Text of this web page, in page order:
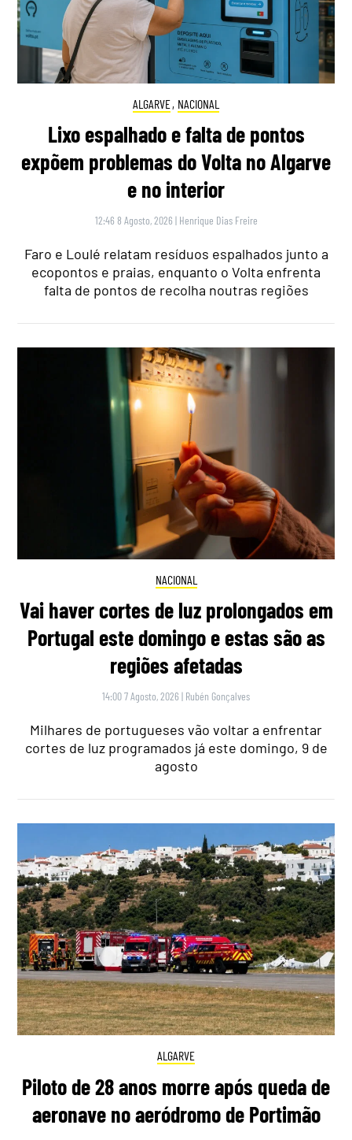
ALGARVE, NACIONAL
Lixo espalhado e falta de pontos
expõem problemas do Volta no Algarve
e no interior
12:46 8 Agosto, 2026 | Henrique Dias Freire
Faro e Loulé relatam resíduos espalhados junto a
ecopontos e praias, enquanto o Volta enfrenta
falta de pontos de recolha noutras regiões
NACIONAL
Vai haver cortes de luz prolongados em
Portugal este domingo e estas são as
regiões afetadas
14:00 7 Agosto, 2026 | Rubén Gonçalves
Milhares de portugueses vão voltar a enfrentar
cortes de luz programados já este domingo, 9 de
agosto
ALGARVE
Piloto de 28 anos morre após queda de
aeronave no aeródromo de Portimão